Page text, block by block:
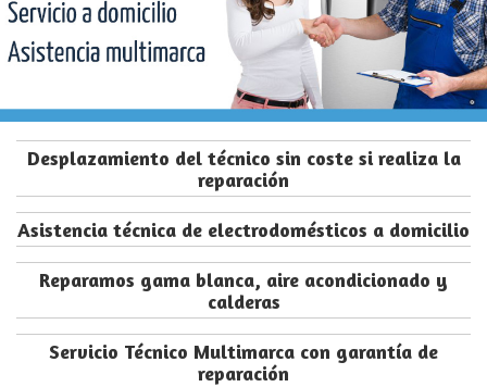
Desplazamiento del técnico sin coste si realiza la
reparación
Asistencia técnica de electrodomésticos a domicilio
Reparamos gama blanca, aire acondicionado y
calderas
Servicio Técnico Multimarca con garantía de
reparación